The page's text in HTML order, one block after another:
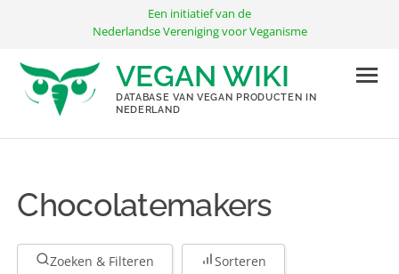
inhoud
Een initiatief van de
Nederlandse Vereniging voor Veganisme
VEGAN WIKI
DATABASE VAN VEGAN PRODUCTEN IN
NEDERLAND
Chocolatemakers
Zoeken & Filteren Sorteren